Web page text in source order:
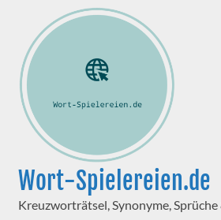
Wort-Spielereien.de
Kreuzworträtsel, Synonyme, Sprüche